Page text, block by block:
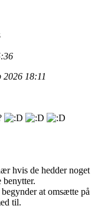
2026 18:11
hvis de hedder noget
at omsætte på
til.